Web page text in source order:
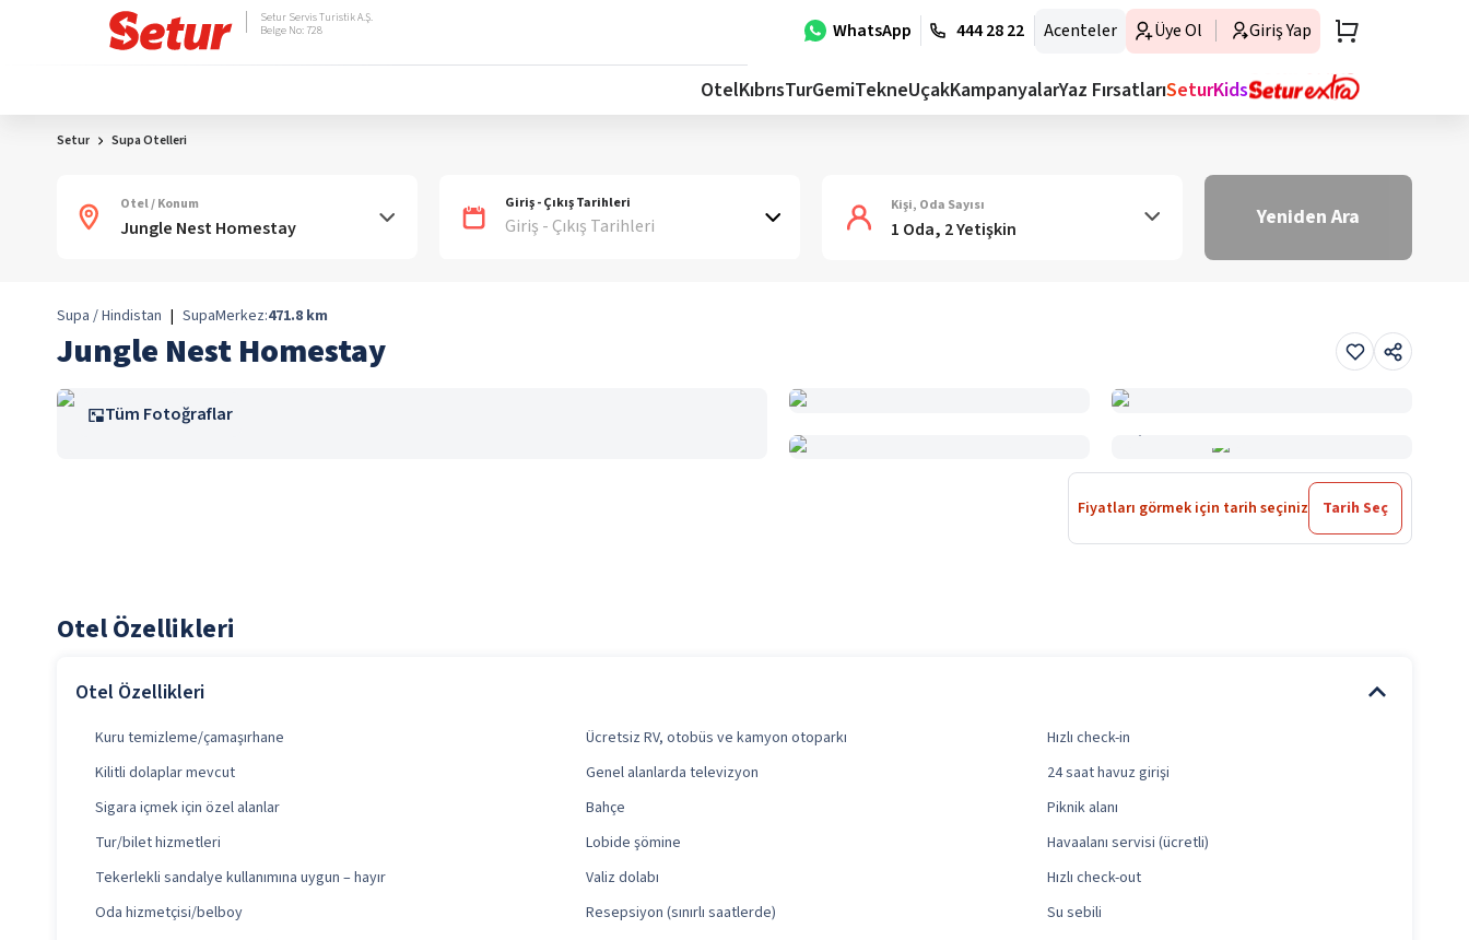
WhatsApp 444 28 22 Acenteler Üye Ol Giriş Yap
Setur Servis Turistik A.Ş.
Belge No: 728
OtelKıbrısTurGemiTekneUçakKampanyalarYaz FırsatlarıSeturKids
Setur Supa Otelleri
Otel / Konum Giriş - Çıkış Tarihleri
Giriş - Çıkış Tarihleri
Kişi, Oda Sayısı
1 Oda, 2 Yetişkin Yeniden Ara
Supa / Hindistan | SupaMerkez:471.8 km
Jungle Nest Homestay
Tüm Fotoğraflar
Fiyatları görmek için tarih seçiniz Tarih Seç
Otel Özellikleri
Otel Özellikleri
Kuru temizleme/çamaşırhane Ücretsiz RV, otobüs ve kamyon otoparkı
Hızlı check-in
Kilitli dolaplar mevcut
Genel alanlarda televizyon
24 saat havuz girişi
Sigara içmek için özel alanlar
Bahçe
Piknik alanı
Tur/bilet hizmetleri
Lobide şömine
Havaalanı servisi (ücretli)
Tekerlekli sandalye kullanımına uygun – hayır
Valiz dolabı
Hızlı check-out
Oda hizmetçisi/belboy
Resepsiyon (sınırlı saatlerde)
Su sebili